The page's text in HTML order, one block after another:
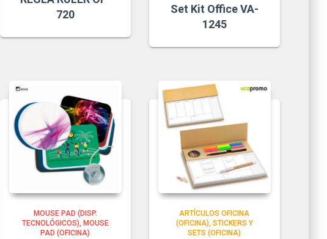
720
Set Kit Office VA-
1245
MOUSE PAD (DISP.
TECNOLÓGICOS)
MOUSE
PAD (OFICINA)
ARTÍCULOS OFICINA
(OFICINA) STICKERS Y
SETS (OFICINA)